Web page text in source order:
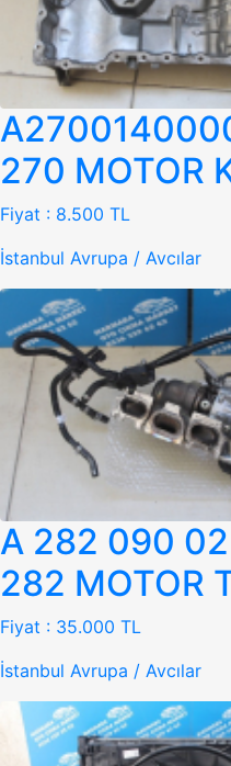
270 MOTOR
Fiyat : 8.500 TL
İstanbul Avrupa / Avcılar
A 282 090 02
282 MOTOR
Fiyat : 35.000 TL
İstanbul Avrupa / Avcılar